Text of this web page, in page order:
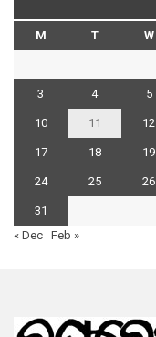
M T W
3 4 5
10 11 12
17 18 19
24 25 26
31
« Dec Feb »